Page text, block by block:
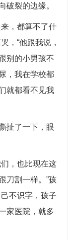
破裂的边缘。
，都算不了什
，“他跟我说，
别的小男孩不
，我在学校都
就都看不见我
扯了一下，眼
，也比现在这
刀割一样。”孩
不识字，孩子
家医院，就多